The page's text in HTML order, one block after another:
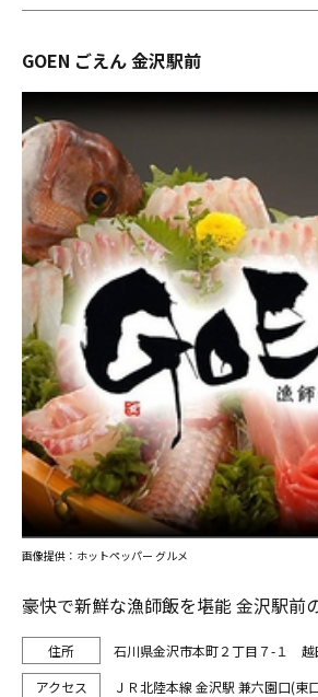
GOEN ごえん 金沢駅前
豪快で新鮮な漁師飯を堪能 金沢駅前
石川県金沢市本町２丁目７-１
ＪＲ北陸本線 金沢駅 兼六園口(東
画像提供：ホットペッパー グルメ